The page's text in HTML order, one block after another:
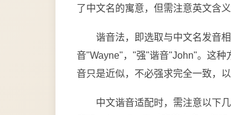
了中文名的寓意，但需注意英文含义
谐音法，即选取与中文名发音
音"Wayne"，"强"谐音"John"。这
音只是近似，不必强求完全一致，
中文谐音适配时，需注意以下